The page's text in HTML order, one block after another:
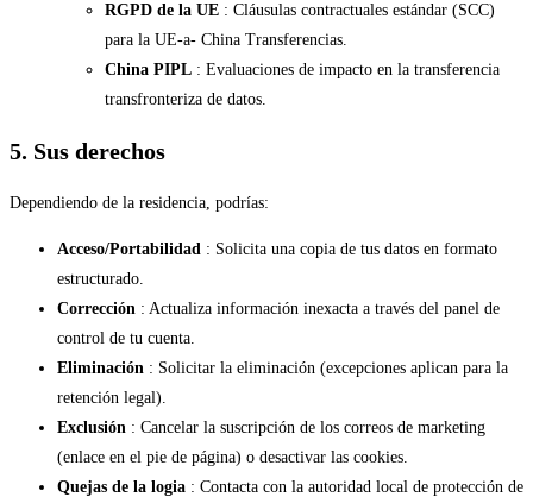
RGPD de la UE : Cláusulas contractuales estándar (SCC)
para la UE-a- China Transferencias.
China PIPL : Evaluaciones de impacto en la transferencia
transfronteriza de datos.
5. Sus derechos
Dependiendo de la residencia, podrías:
Acceso/Portabilidad : Solicita una copia de tus datos en formato
estructurado.
Corrección : Actualiza información inexacta a través del panel de
control de tu cuenta.
Eliminación : Solicitar la eliminación (excepciones aplican para la
retención legal).
Exclusión : Cancelar la suscripción de los correos de marketing
(enlace en el pie de página) o desactivar las cookies.
Quejas de la logia : Contacta con la autoridad local de protección de